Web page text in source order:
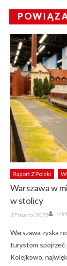
Raport Z Polski
Warszawa w
w stolicy
Posted
on
17 marca 2025
Warszawa zyska
turystom spojrzeć
Kolejkowo,